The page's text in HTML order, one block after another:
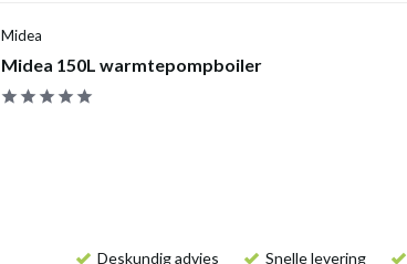
Midea
Midea 150L warmtepompboiler
Deskundig advies Snelle levering